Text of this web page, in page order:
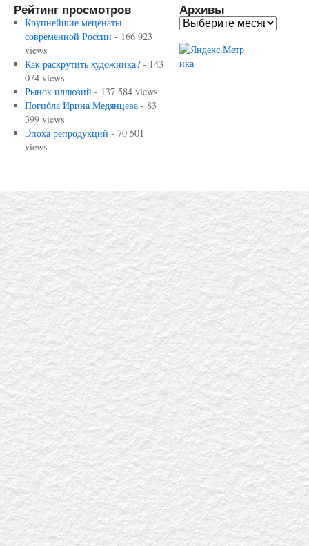
Рейтинг просмотров
Крупнейшие меценаты
современной России - 166 923
views
Как раскрутить художника?- 143
074 views
Рынок иллюзий - 137 584 views
Погибла Ирина Медянцева- 83
399 views
Эпоха репродукций - 70 501
views
Архивы